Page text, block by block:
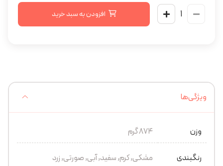
افزودن به سبد خرید
ویژگی‌ها
وزن 874 گرم
رنگبندی مشکی, کرم, سفید, آبی, صورتی, زرد